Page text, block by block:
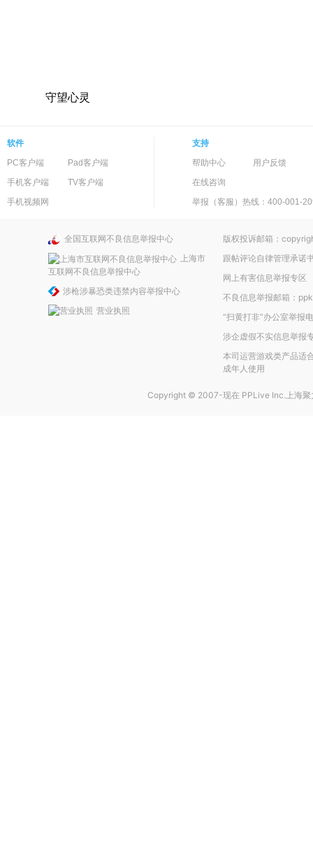
守望心灵
软件
PC客户端
Pad客户端
手机客户端
TV客户端
手机视频网
支持
帮助中心
用户反馈
在线咨询
举报（客服）热线：400-001-
全国互联网不良信息举报中心
上海市
互联网不良信息举报中心
涉枪涉暴恐类违禁内容举报中心
营业执照
版权投诉邮箱：
跟帖评论自律管理承诺
网上有害信息举报专区
不良信息举报邮箱：
“扫黄打非”办公室举报
涉企虚假不实信息举报
本司运营游戏类产品适
成年人使用
Copyright © 2007-现在 PPLive Inc.上海